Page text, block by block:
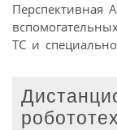
Перспективная
ТС и